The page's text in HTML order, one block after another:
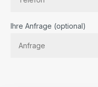
Ihre Anfrage (optional)